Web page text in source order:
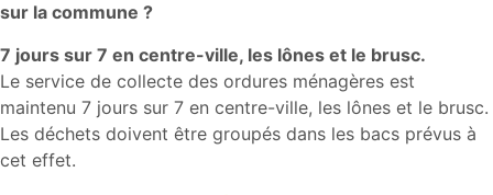
sur la commune ?
7 jours sur 7 en centre-ville, les lônes et le brusc.
Le service de collecte des ordures ménagères est
maintenu 7 jours sur 7 en centre-ville, les lônes et le brusc.
Les déchets doivent être groupés dans les bacs prévus à
cet effet.